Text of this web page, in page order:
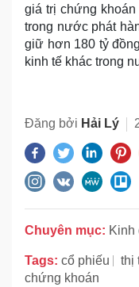
giá trị chứng
trong nước phát
giữ hơn 180 tỷ
kinh tế khác trong
Đăng bởi Hải Lý
Chuyên mục: Kinh
Tags: cổ phiếu
thị
chứng khoán